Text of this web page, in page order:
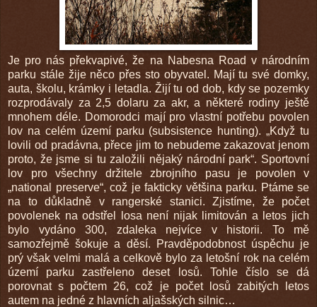
Je pro nás překvapivé, že na Nabesna Road v národním
parku stále žije něco přes sto obyvatel. Mají tu své domky,
auta, školu, krámky i letadla. Žijí tu od dob, kdy se pozemky
rozprodávaly za 2,5 dolaru za akr, a některé rodiny ještě
mnohem déle. Domorodci mají pro vlastní potřebu povolen
lov na celém území parku (subsistence hunting). „Když tu
lovili od pradávna, přece jim to nebudeme zakazovat jenom
proto, že jsme si tu založili nějaký národní park“. Sportovní
lov pro všechny držitele zbrojního pasu je povolen v
„national preserve“, což je fakticky většina parku. Ptáme se
na to důkladně v rangerské stanici. Zjistíme, že počet
povolenek na odstřel losa není nijak limitován a letos jich
bylo vydáno 300, zdaleka nejvíce v historii. To mě
samozřejmě šokuje a děsí. Pravděpodobnost úspěchu je
prý však velmi malá a celkově bylo za letošní rok na celém
území parku zastřeleno deset losů. Tohle číslo se dá
porovnat s počtem 26, což je počet losů zabitých letos
autem na jedné z hlavních aljašských silnic…